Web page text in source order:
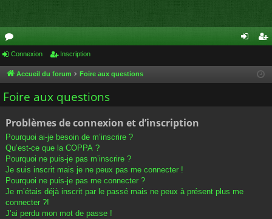
or
u
m
cri
Connexion Inscription
Accueil du forum Foire aux questions
Foire aux questions
Problèmes de connexion et d’inscription
Pourquoi ai-je besoin de m’inscrire ?
Qu’est-ce que la COPPA ?
Pourquoi ne puis-je pas m’inscrire ?
Je suis inscrit mais je ne peux pas me connecter !
Pourquoi ne puis-je pas me connecter ?
Je m’étais déjà inscrit par le passé mais ne peux à présent plus me
connecter ?!
J’ai perdu mon mot de passe !